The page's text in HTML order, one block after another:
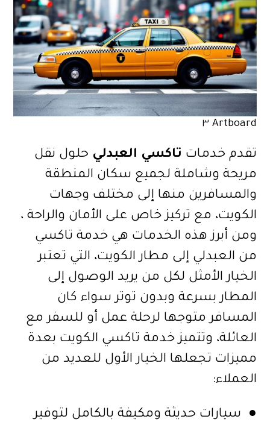
Artboard ٣
تقدم خدمات تاكسي العبدلي حلول نقل
مريحة وشاملة لجميع سكان المنطقة
والمسافرين منها إلى مختلف وجهات
الكويت، مع تركيز خاص على الأمان والراحة ،
ومن أبرز هذه الخدمات هي خدمة تاكسي
من العبدلي إلى مطار الكويت، التي تعتبر
الخيار الأمثل لكل من يريد الوصول إلى
المطار بسرعة وبدون توتر سواء كان
المسافر متوجها لرحلة عمل أو للسفر مع
العائلة، وتتميز خدمة تاكسي الكويت بعدة
مميزات تجعلها الخيار الأول للعديد من
العملاء:
● سيارات حديثة ومكيفة بالكامل لتوفير